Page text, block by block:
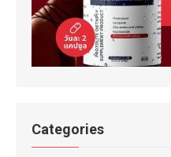
Categories